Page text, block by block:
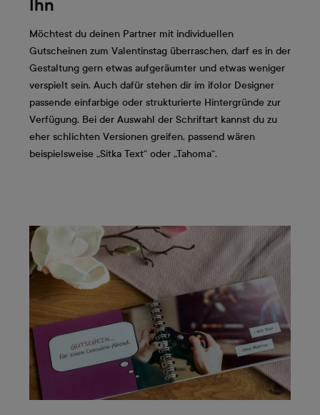
Ihn
Möchtest du deinen Partner mit individuellen
Gutscheinen zum Valentinstag überraschen, darf es in der
Gestaltung gern etwas aufgeräumter und etwas weniger
verspielt sein. Auch dafür stehen dir im ifolor Designer
passende einfarbige oder strukturierte Hintergründe zur
Verfügung. Bei der Auswahl der Schriftart kannst du zu
eher schlichten Versionen greifen, passend wären
beispielsweise „Sitka Text“ oder „Tahoma“.